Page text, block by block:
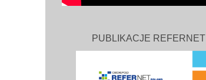
PUBLIKACJE REFERNET